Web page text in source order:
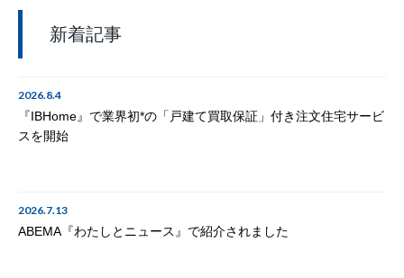
新着記事
2026.8.4
『IBHome』で業界初*の「戸建て買取保証」付き注文住宅サービ
スを開始
2026.7.13
ABEMA『わたしとニュース』で紹介されました